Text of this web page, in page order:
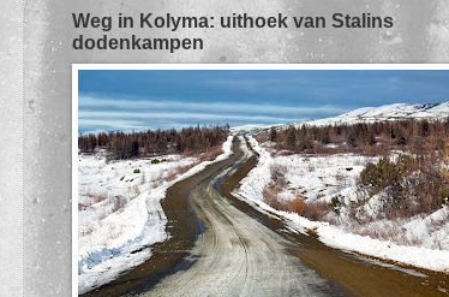
Weg in Kolyma: uithoek van Stalins
dodenkampen